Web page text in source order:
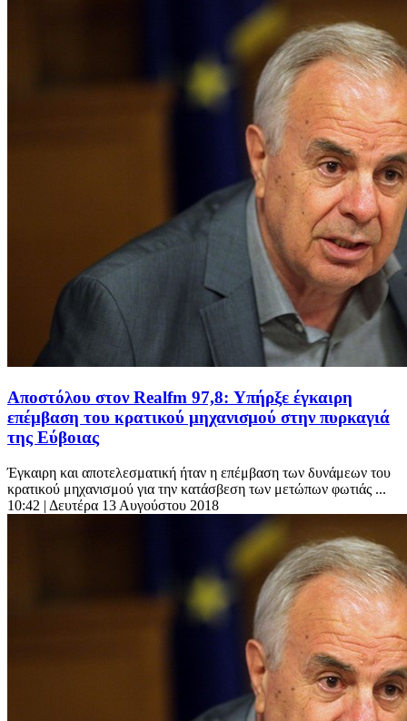
Αποστόλου στον Realfm 97,8: Υπήρξε έγκαιρη
επέμβαση του κρατικού μηχανισμού στην πυρκαγιά
της Εύβοιας
Έγκαιρη και αποτελεσματική ήταν η επέμβαση των δυνάμεων του
κρατικού μηχανισμού για την κατάσβεση των μετώπων φωτιάς ...
10:42 | Δευτέρα 13 Αυγούστου 2018